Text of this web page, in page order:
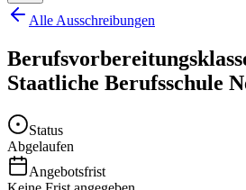
Alle Ausschreibungen
Staatliche Berufsschule
Status
Abgelaufen
Angebotsfrist